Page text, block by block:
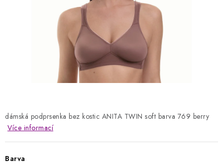
Jak nakupovat
Obchodní podmínky
Podmínky ochrany osobních údajů
Napište nám
Reklamace a vrácení zboží
dámská podprsenka bez kostic ANITA TWIN soft barva 769 berry
Více informací
Barva